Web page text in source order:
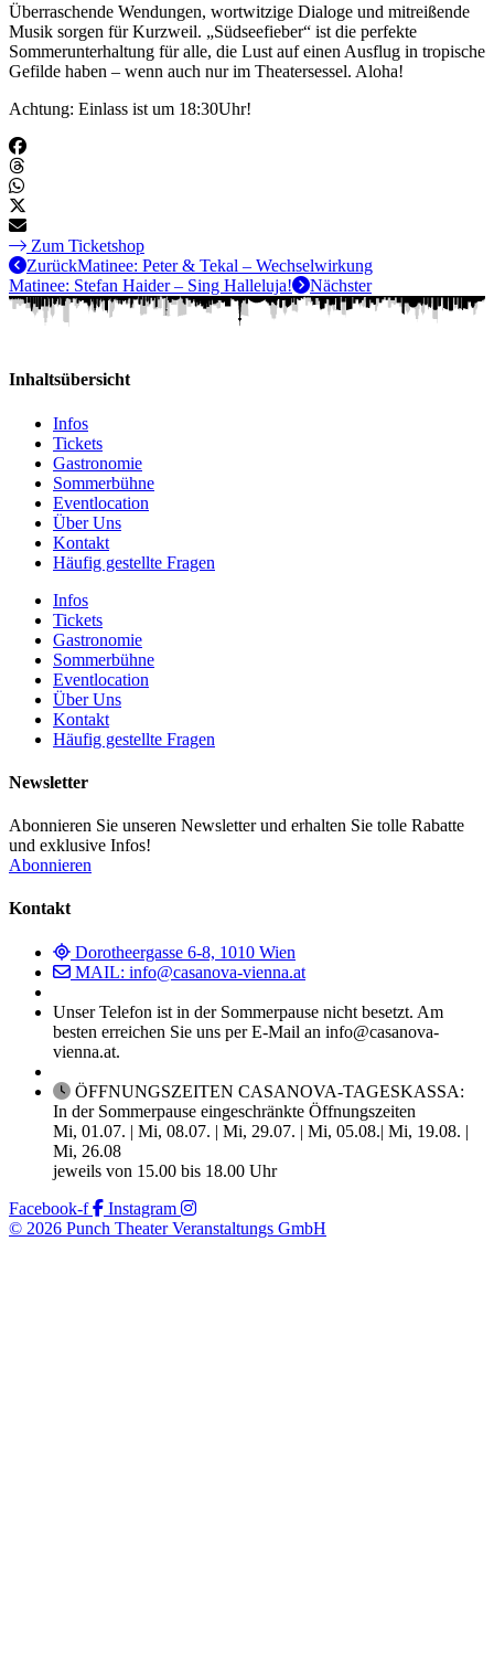
Überraschende Wendungen, wortwitzige Dialoge und mitreißende
Musik sorgen für Kurzweil. „Südseefieber“ ist die perfekte
Sommerunterhaltung für alle, die Lust auf einen Ausflug in tropische
Gefilde haben – wenn auch nur im Theatersessel. Aloha!
Achtung: Einlass ist um 18:30Uhr!
Zum Ticketshop
ZurückMatinee: Peter & Tekal – Wechselwirkung
Matinee: Stefan Haider – Sing Halleluja!
Nächster
Inhaltsübersicht
Infos
Tickets
Gastronomie
Sommerbühne
Eventlocation
Über Uns
Kontakt
Häufig gestellte Fragen
Infos
Tickets
Gastronomie
Sommerbühne
Eventlocation
Über Uns
Kontakt
Häufig gestellte Fragen
Newsletter
Abonnieren Sie unseren Newsletter und erhalten Sie tolle Rabatte
und exklusive Infos!
Abonnieren
Kontakt
Dorotheergasse 6-8, 1010 Wien
MAIL: info@casanova-vienna.at
Unser Telefon ist in der Sommerpause nicht besetzt. Am
besten erreichen Sie uns per E-Mail an info@casanova-
vienna.at.
ÖFFNUNGSZEITEN CASANOVA-TAGESKASSA:
In der Sommerpause eingeschränkte Öffnungszeiten
Mi, 01.07. | Mi, 08.07. | Mi, 29.07. | Mi, 05.08.| Mi, 19.08. |
Mi, 26.08
jeweils von 15.00 bis 18.00 Uhr
Facebook-f
Instagram
© 2026 Punch Theater Veranstaltungs GmbH